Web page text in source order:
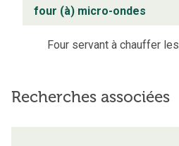
four (à) micro-ondes
Four servant à chauffer
Recherches associées